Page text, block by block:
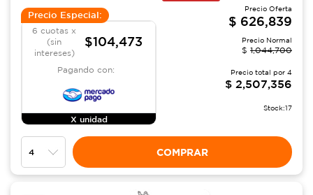
Precio Especial:
6 cuotas x
(sin
intereses)
$104,473
Pagando con:
X unidad
Precio Oferta
$ 626,839
Precio Normal
$ 1,044,700
Precio total por 4
$ 2,507,356
Stock:17
COMPRAR